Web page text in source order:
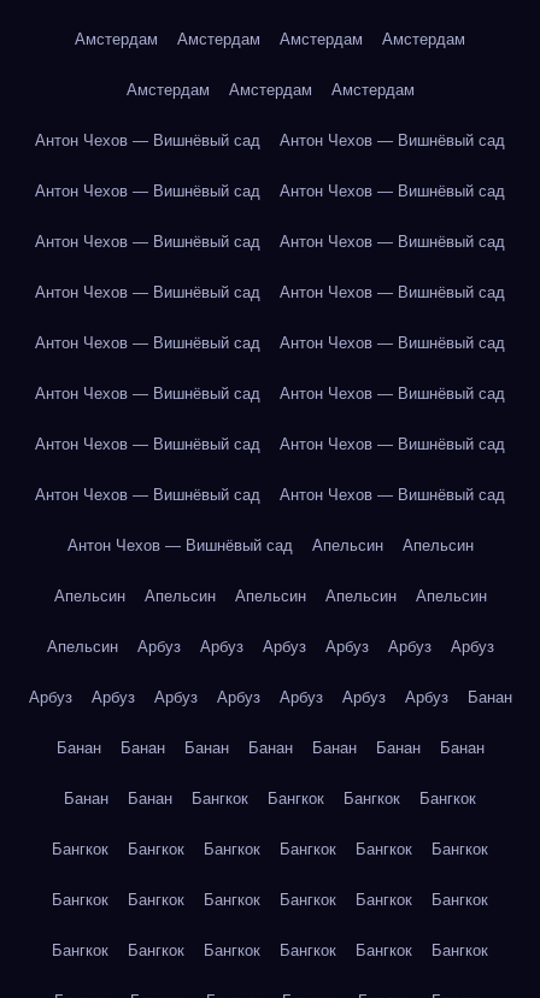
Амстердам Амстердам Амстердам Амстердам
Амстердам Амстердам Амстердам
Антон Чехов — Вишнёвый сад Антон Чехов — Вишнёвый сад
Антон Чехов — Вишнёвый сад Антон Чехов — Вишнёвый сад
Антон Чехов — Вишнёвый сад Антон Чехов — Вишнёвый сад
Антон Чехов — Вишнёвый сад Антон Чехов — Вишнёвый сад
Антон Чехов — Вишнёвый сад Антон Чехов — Вишнёвый сад
Антон Чехов — Вишнёвый сад Антон Чехов — Вишнёвый сад
Антон Чехов — Вишнёвый сад Антон Чехов — Вишнёвый сад
Антон Чехов — Вишнёвый сад Антон Чехов — Вишнёвый сад
Антон Чехов — Вишнёвый сад Апельсин Апельсин
Апельсин Апельсин Апельсин Апельсин Апельсин
Апельсин Арбуз Арбуз Арбуз Арбуз Арбуз Арбуз
Арбуз Арбуз Арбуз Арбуз Арбуз Арбуз Арбуз Банан
Банан Банан Банан Банан Банан Банан Банан
Банан Банан Бангкок Бангкок Бангкок Бангкок
Бангкок Бангкок Бангкок Бангкок Бангкок Бангкок
Бангкок Бангкок Бангкок Бангкок Бангкок Бангкок
Бангкок Бангкок Бангкок Бангкок Бангкок Бангкок